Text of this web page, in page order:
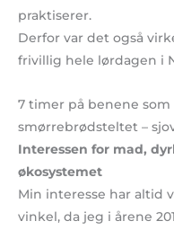
praktiserer.
Derfor var det også
frivillig hele lørdagen i
7 timer på benene
smørrebrødsteltet –
Interessen for mad,
økosystemet
Min interesse har altid
vinkel, da jeg i årene